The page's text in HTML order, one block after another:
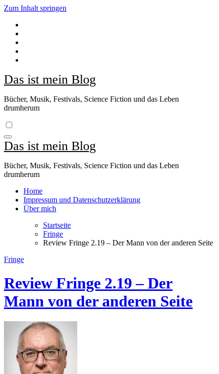
Zum Inhalt springen
Das ist mein Blog
Bücher, Musik, Festivals, Science Fiction und das Leben
drumherum
Das ist mein Blog
Bücher, Musik, Festivals, Science Fiction und das Leben
drumherum
Home
Impressum und Datenschutzerklärung
Über mich
Startseite
Fringe
Review Fringe 2.19 – Der Mann von der anderen Seite
Fringe
Review Fringe 2.19 – Der
Mann von der anderen Seite